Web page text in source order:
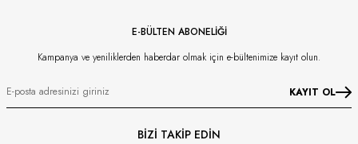
E-BÜLTEN ABONELİĞİ
Kampanya ve yeniliklerden haberdar olmak için e-bültenimize kayıt olun.
KAYIT OL
BİZİ TAKİP EDİN